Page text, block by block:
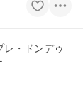
レ・ドンデゥ